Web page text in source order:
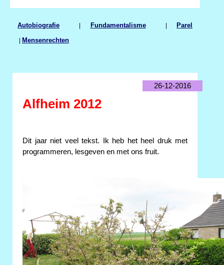
Autobiografie | Fundamentalisme| Parel
| Mensenrechten
26-12-2016
Alfheim 2012
Dit jaar niet veel tekst. Ik heb het heel druk met
programmeren, lesgeven en met ons fruit.